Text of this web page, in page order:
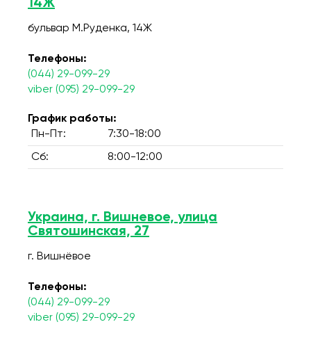
14Ж
бульвар М.Руденка, 14Ж
Телефоны:
(044) 29-099-29
viber (095) 29-099-29
График работы:
Пн-Пт:
7:30-18:00
Сб: 8:00-12:00
Украина, г. Вишневое, улица
Святошинская, 27
г. Вишнёвое
Телефоны:
(044) 29-099-29
viber (095) 29-099-29